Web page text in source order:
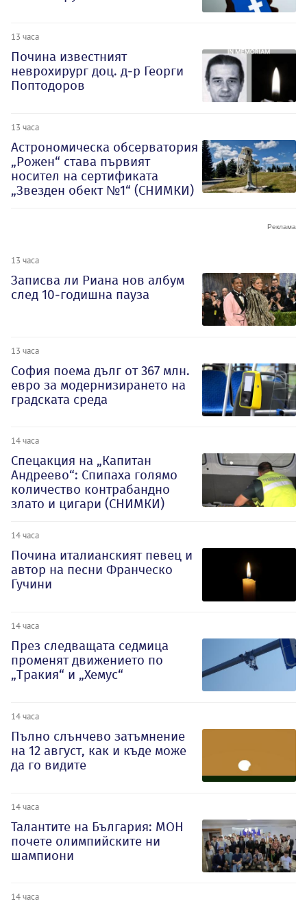
13 часа
Почина известният
неврохирург доц. д-р Георги
Поптодоров
13 часа
Астрономическа обсерватория
„Рожен“ става първият
носител на сертификата
„Звезден обект №1“ (СНИМКИ)
13 часа
Записва ли Риана нов албум
след 10-годишна пауза
13 часа
София поема дълг от 367 млн.
евро за модернизирането на
градската среда
14 часа
Спецакция на „Капитан
Андреево“: Спипаха голямо
количество контрабандно
злато и цигари (СНИМКИ)
14 часа
Почина италианският певец и
автор на песни Франческо
Гучини
14 часа
През следващата седмица
променят движението по
„Тракия“ и „Хемус“
14 часа
Пълно слънчево затъмнение
на 12 август, как и къде може
да го видите
14 часа
Талантите на България: МОН
почете олимпийските ни
шампиони
14 часа